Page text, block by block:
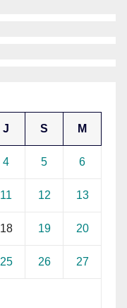
J S M
4 5 6
11 12 13
18 19 20
25 26 27